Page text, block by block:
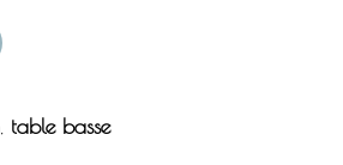
table basse